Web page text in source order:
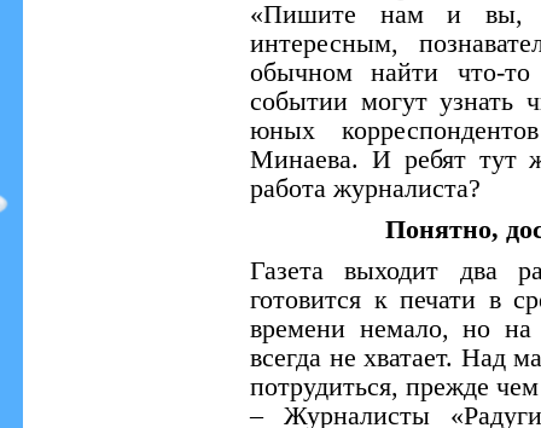
«Пишите нам и вы,
интересным,
обычном найти что-
событии могут узнать
юных
Минаева. И ребят тут
работа журналиста?
Понятно,
Газета выходит два
готовится к печати в
времени немало, но на
всегда не хватает. Над
потрудиться, прежде
– Журналисты